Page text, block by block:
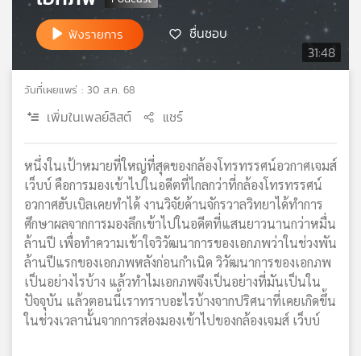
ไทย
แผนที่
เครือ
ข่าย
31:48
ฟังรายการ ชื่นชอบ
วันที่เผยแพร่ : 30 ส.ค. 68
เพิ่มในเพลย์ลิสต์ แชร์
หนึ่งในเป้าหมายที่ใหญ่ที่สุดของกล้องโทรทรรศน์อวกาศเจมส์
เว็บบ์ คือการมองเข้าไปในอดีตที่ไกลกว่าที่กล้องโทรทรรศน์
อวกาศฮับเบิลเคยทำได้ งานวิจัยด้านจักรวาลวิทยาได้ทำการ
ศึกษาผลจากการมองลึกเข้าไปในอดีตที่แสนยาวนานกว่าหมื่น
ล้านปี เพื่อทำความเข้าใจวิวัฒนาการของเอกภพว่าในช่วงพัน
ล้านปีแรกของเอกภพหลังก่อนกำเนิด วิวัฒนาการของเอกภพ
เป็นอย่างไรบ้าง แล้วทำไมเอกภพจึงเป็นอย่างที่มันเป็นใน
ปัจจุบัน แล้วตอนนี้เราทราบอะไรบ้างจากปริศนาที่เคยเกิดขึ้น
ในช่วงเวลานั้นจากการส่องมองเข้าไปของกล้องเจมส์ เว็บบ์